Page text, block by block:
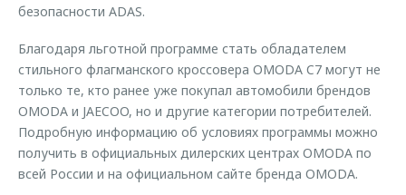
безопасности ADAS.
Благодаря льготной программе стать обладателем
стильного флагманского кроссовера OMODA C7 могут не
только те, кто ранее уже покупал автомобили брендов
OMODA и JAECOO, но и другие категории потребителей.
Подробную информацию об условиях программы можно
получить в официальных дилерских центрах OMODA по
всей России и на официальном сайте бренда OMODA.